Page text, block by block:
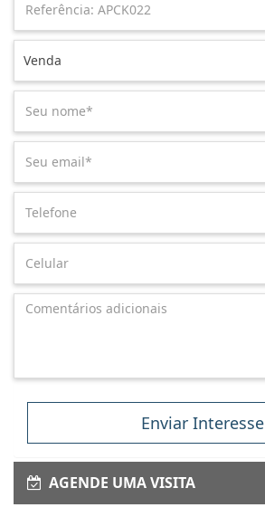
Venda
Enviar Interesse
AGENDE UMA VISITA